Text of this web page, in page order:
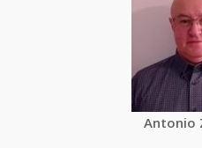
Antonio